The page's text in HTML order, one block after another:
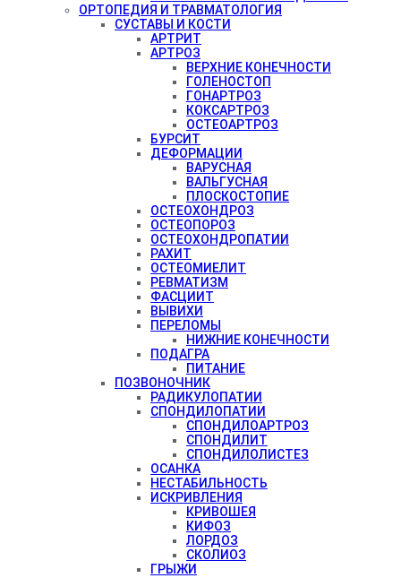
ОРТОПЕДИЯ И ТРАВМАТОЛОГИЯ
СУСТАВЫ И КОСТИ
АРТРИТ
АРТРОЗ
ВЕРХНИЕ КОНЕЧНОСТИ
ГОЛЕНОСТОП
ГОНАРТРОЗ
КОКСАРТРОЗ
ОСТЕОАРТРОЗ
БУРСИТ
ДЕФОРМАЦИИ
ВАРУСНАЯ
ВАЛЬГУСНАЯ
ПЛОСКОСТОПИЕ
ОСТЕОХОНДРОЗ
ОСТЕОПОРОЗ
ОСТЕОХОНДРОПАТИИ
РАХИТ
ОСТЕОМИЕЛИТ
РЕВМАТИЗМ
ФАСЦИИТ
ВЫВИХИ
ПЕРЕЛОМЫ
НИЖНИЕ КОНЕЧНОСТИ
ПОДАГРА
ПИТАНИЕ
ПОЗВОНОЧНИК
РАДИКУЛОПАТИИ
СПОНДИЛОПАТИИ
СПОНДИЛОАРТРОЗ
СПОНДИЛИТ
СПОНДИЛОЛИСТЕЗ
ОСАНКА
НЕСТАБИЛЬНОСТЬ
ИСКРИВЛЕНИЯ
КРИВОШЕЯ
КИФОЗ
ЛОРДОЗ
СКОЛИОЗ
ГРЫЖИ